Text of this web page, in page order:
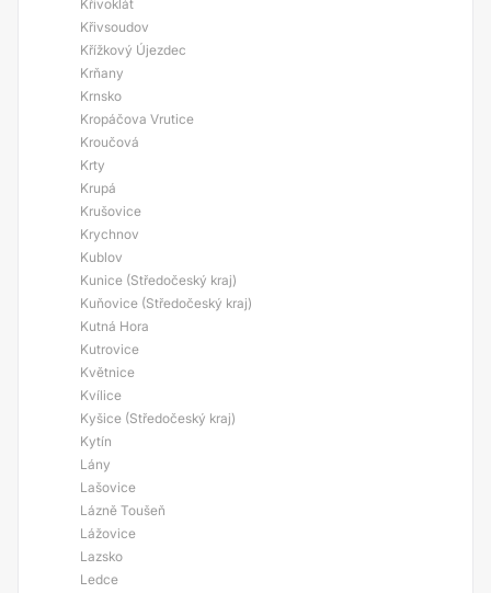
Křivoklát
Křivsoudov
Křížkový Újezdec
Krňany
Krnsko
Kropáčova Vrutice
Kroučová
Krty
Krupá
Krušovice
Krychnov
Kublov
Kunice (Středočeský kraj)
Kuňovice (Středočeský kraj)
Kutná Hora
Kutrovice
Květnice
Kvílice
Kyšice (Středočeský kraj)
Kytín
Lány
Lašovice
Lázně Toušeň
Lážovice
Lazsko
Ledce